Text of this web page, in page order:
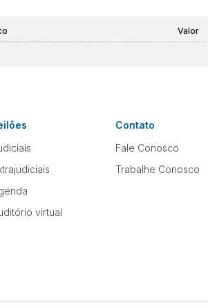
Valor
virtual
Contato
Fale Conosco
Trabalhe Conosco